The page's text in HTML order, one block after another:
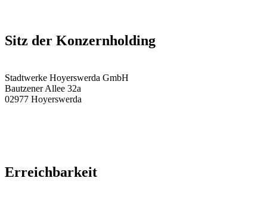
Sitz der Konzernholding
Stadtwerke Hoyerswerda GmbH
Bautzener Allee 32a
02977 Hoyerswerda
Erreichbarkeit